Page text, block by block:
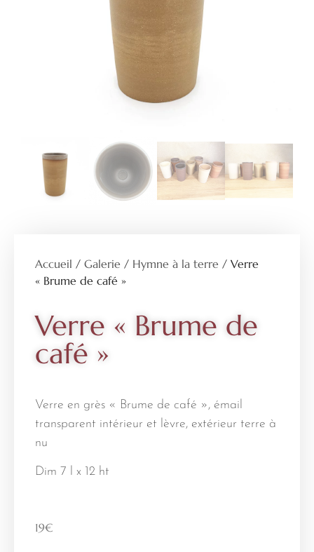
Accueil / Galerie / Hymne à la terre / Verre
« Brume de café »
Verre « Brume de
café »
Verre en grès « Brume de café », émail
transparent intérieur et lèvre, extérieur terre à
nu
Dim 7 l x 12 ht
19€